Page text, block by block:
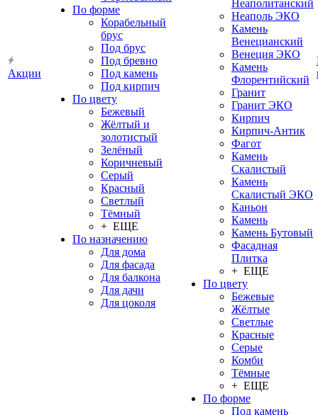
Акции
По форме
Корабельный
брус
Под брус
Под бревно
Под камень
Под кирпич
По цвету
Бежевый
Жёлтый и
золотистый
Зелёный
Коричневый
Серый
Красный
Светлый
Тёмный
+ ЕЩЕ
По назначению
Для дома
Для фасада
Для балкона
Для дачи
Для цоколя
Неаполитанский
Неаполь ЭКО
Камень
Венецианский
Венеция ЭКО
Камень
Флорентийский
Гранит
Гранит ЭКО
Кирпич
Кирпич-Антик
Фагот
Камень
Скалистый
Камень
Скалистый ЭКО
Каньон
Камень
Камень Бутовый
Фасадная
Плитка
+ ЕЩЕ
По цвету
Бежевые
Жёлтые
Светлые
Красные
Серые
Комби
Тёмные
+ ЕЩЕ
По форме
Под камень